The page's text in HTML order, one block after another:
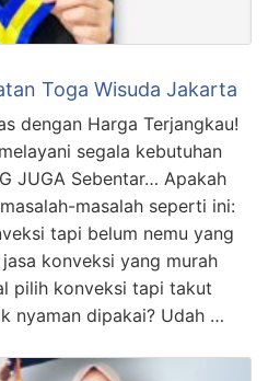
Toga Wisuda Jakarta
dengan Harga Terjangkau!
segala kebutuhan
JUGA Sebentar… Apakah
masalah seperti ini:
tapi belum nemu yang
konveksi yang murah
pilih konveksi tapi takut
nyaman dipakai? Udah …